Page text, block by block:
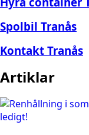
Spolbil Tranås
Kontakt Tranås
Artiklar